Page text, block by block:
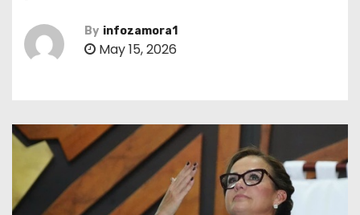
By infozamora1
May 15, 2026